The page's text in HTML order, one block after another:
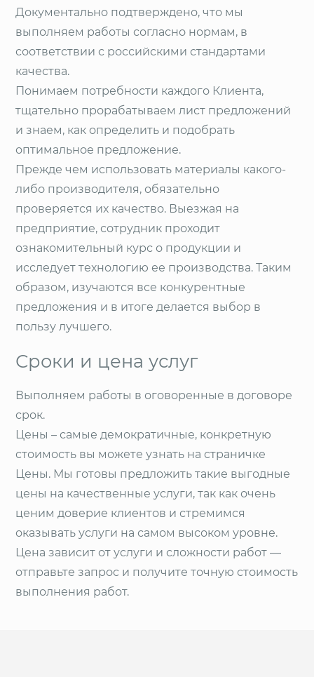
Документально подтверждено, что мы
выполняем работы согласно нормам, в
соответствии с российскими стандартами
качества.
Понимаем потребности каждого Клиента,
тщательно прорабатываем лист предложений
и знаем, как определить и подобрать
оптимальное предложение.
Прежде чем использовать материалы какого-
либо производителя, обязательно
проверяется их качество. Выезжая на
предприятие, сотрудник проходит
ознакомительный курс о продукции и
исследует технологию ее производства. Таким
образом, изучаются все конкурентные
предложения и в итоге делается выбор в
пользу лучшего.
Сроки и цена услуг
Выполняем работы в оговоренные в договоре
срок.
Цены – самые демократичные, конкретную
стоимость вы можете узнать на страничке
Цены. Мы готовы предложить такие выгодные
цены на качественные услуги, так как очень
ценим доверие клиентов и стремимся
оказывать услуги на самом высоком уровне.
Цена зависит от услуги и сложности работ —
отправьте запрос и получите точную стоимость
выполнения работ.